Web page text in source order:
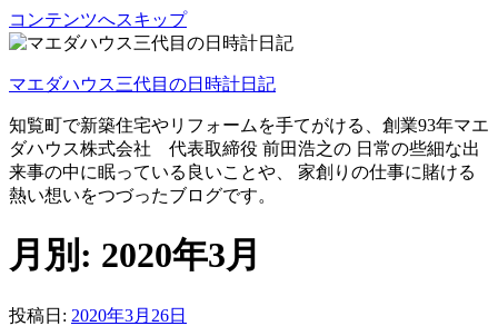
コンテンツへスキップ
マエダハウス三代目の日時計日記
知覧町で新築住宅やリフォームを手てがける、創業93年マエ
ダハウス株式会社 代表取締役 前田浩之の 日常の些細な出
来事の中に眠っている良いことや、 家創りの仕事に賭ける
熱い想いをつづったブログです。
月別: 2020年3月
投稿日: 2020年3月26日